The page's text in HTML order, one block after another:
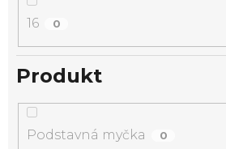
16 0
Produkt
Podstavná myčka 0